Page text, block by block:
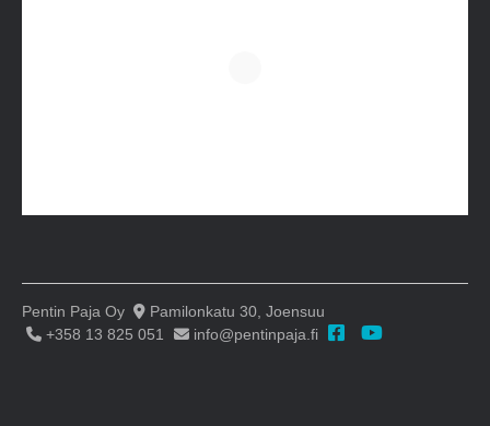
Pentin Paja Oy
Pamilonkatu 30, Joensuu
+358 13 825 051
info@pentinpaja.fi